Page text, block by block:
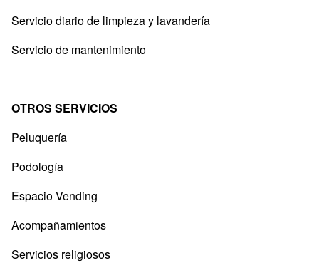
Servicio diario de limpieza y lavandería
Servicio de mantenimiento
OTROS SERVICIOS
Peluquería
Podología
Espacio Vending
Acompañamientos
Servicios religiosos